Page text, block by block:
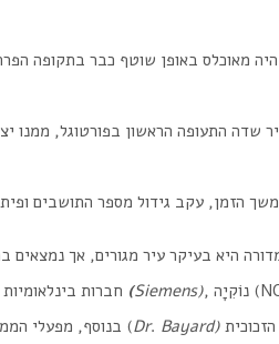
מאוכלס באופן שוטף כבר בתקופה
ה-20, הוקם בעיר שדה התעופה הראשון
(Siemens), נוֹקִיָה (NOKIA), והופמן לָה רוֹשׁ
(Hoffmann-La Roche). בנוסף, מפעלי הממתקים של דר’ בייארד (Dr. Bayard)